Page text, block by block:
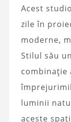
Acest
zile în
moderne,
Stilul său
combinație
luminii
aceste